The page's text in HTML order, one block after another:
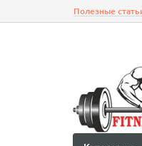
Полезные